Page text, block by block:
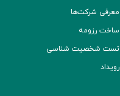
معرفی شرکت‌ها
ساخت رزومه
تست شخصیت شناسی
رویداد